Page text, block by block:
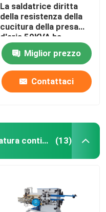
La saldatrice diritta
della resistenza della
cucitura della presa
d'aria 50KVA ha
automatizzato il
saldatore della
resistenza
Miglior prezzo
Contattaci
Macchina diritta della saldatura continua (13)